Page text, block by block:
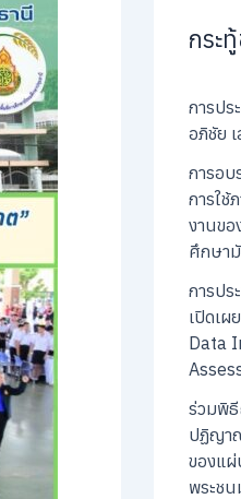
กระ
การปร
อภิชัย
การอ
การใช้
งานขอ
ศึกษา
การปร
เปิดเผ
Data
ร่วมพิ
ปฏิญา
ของแผ่
พระช